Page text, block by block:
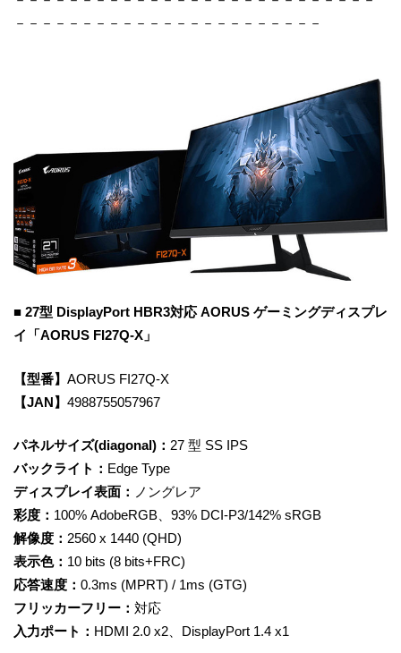
－－－－－－－－－－－－－－－－－－－－－－－
■ 27型 DisplayPort HBR3対応 AORUS ゲーミングディスプレ
イ「AORUS FI27Q-X」
【型番】 AORUS FI27Q-X
【JAN】 4988755057967
パネルサイズ(diagonal)： 27 型 SS IPS
バックライト： Edge Type
ディスプレイ表面： ノングレア
彩度： 100% AdobeRGB、93% DCI-P3/142% sRGB
解像度： 2560 x 1440 (QHD)
表示色： 10 bits (8 bits+FRC)
応答速度： 0.3ms (MPRT) / 1ms (GTG)
フリッカーフリー： 対応
入力ポート： HDMI 2.0 x2、DisplayPort 1.4 x1